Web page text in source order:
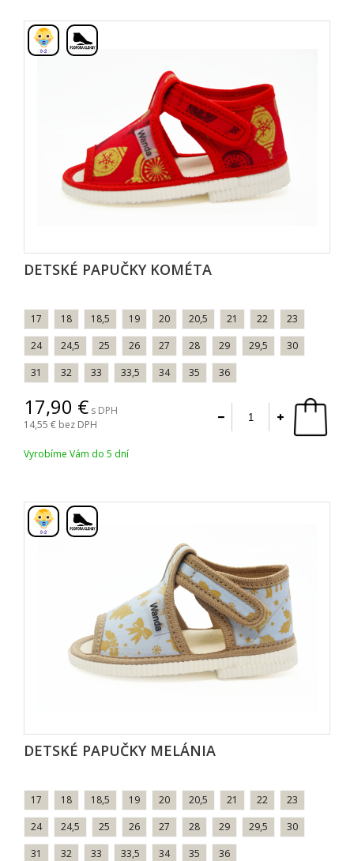
DETSKÉ PAPUČKY KOMÉTA
17 18 18,5 19 20 20,5 21 22
23
24
24,5 25 26 27 28 29 29,5
30
31
32 33 33,5 34 35 36
17,90
s DPH
14,55 bez DPH
Vyrobíme Vám do 5 dní
DETSKÉ PAPUČKY MELÁNIA
17 18 18,5 19 20 20,5 21 22
23
24
24,5 25 26 27 28 29 29,5
30
31
32 33 33,5 34 35 36